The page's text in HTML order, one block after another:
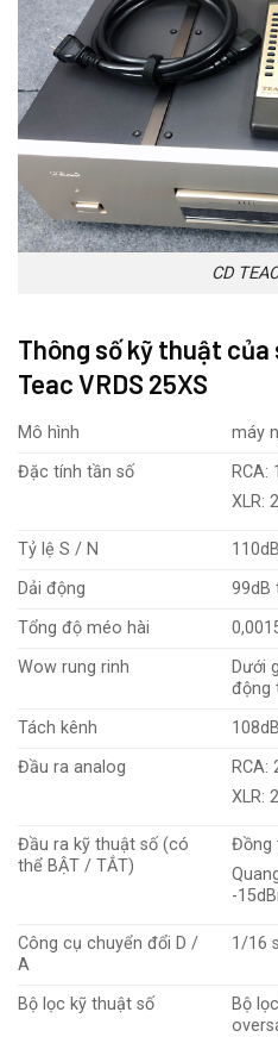
CD
Thông số kỹ thuật của
Teac VRDS 25XS
Mô hình
máy
Đặc tính tần số
RCA:
XLR:
Tỷ lệ S / N
Dải động
99dB
Tổng độ méo hài
Wow rung rinh
Dưới
động
Tách kênh
Đầu ra analog
RCA:
XLR:
Đầu ra kỹ thuật số (có
thể BẬT / TẮT)
Đồng
-
Công cụ chuyển đổi D /
A
1/16
Bộ lọc kỹ thuật số
Bộ